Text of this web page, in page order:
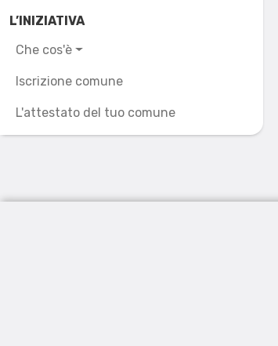
L’INIZIATIVA
Che cos'è
Iscrizione comune
L'attestato del tuo comune